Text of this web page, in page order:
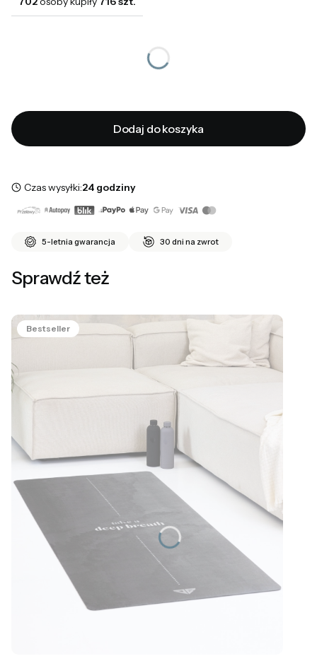
Dodaj do koszyka
Czas wysyłki:24 godziny
5-letnia gwarancja 30 dni na zwrot
Sprawdź też
Bestseller